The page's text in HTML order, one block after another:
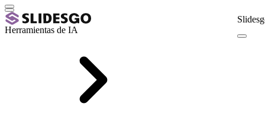
Herramientas de IA